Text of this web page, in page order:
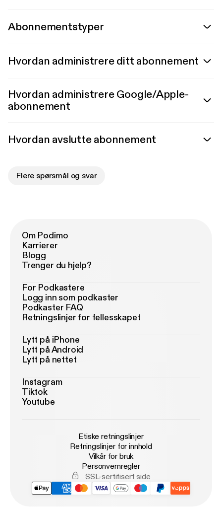
Abonnementstyper
Hvordan administrere ditt abonnement
Hvordan administrere Google/Apple-
abonnement
Hvordan avslutte abonnement
Flere spørsmål og svar
Om Podimo
Karrierer
Blogg
Trenger du hjelp?
For Podkastere
Logg inn som podkaster
Podkaster FAQ
Retningslinjer for fellesskapet
Lytt på iPhone
Lytt på Android
Lytt på nettet
Instagram
Tiktok
Youtube
Etiske retningslinjer
Retningslinjer for innhold
Vilkår for bruk
Personvernregler
SSL-sertifisert side